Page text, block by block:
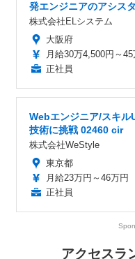
発エンジニアのアシス
株式会社ELシステム
大阪府
月給30万4,500円～45
正社員
Webエンジニア/スキル
技術に挑戦 02460 cir
株式会社WeStyle
東京都
月給23万円～46万円
正社員
アクセスラ